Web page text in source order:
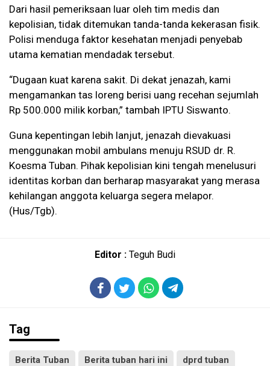
Dari hasil pemeriksaan luar oleh tim medis dan
kepolisian, tidak ditemukan tanda-tanda kekerasan fisik.
Polisi menduga faktor kesehatan menjadi penyebab
utama kematian mendadak tersebut.
“Dugaan kuat karena sakit. Di dekat jenazah, kami
mengamankan tas loreng berisi uang recehan sejumlah
Rp 500.000 milik korban,” tambah IPTU Siswanto.
Guna kepentingan lebih lanjut, jenazah dievakuasi
menggunakan mobil ambulans menuju RSUD dr. R.
Koesma Tuban. Pihak kepolisian kini tengah menelusuri
identitas korban dan berharap masyarakat yang merasa
kehilangan anggota keluarga segera melapor.
(Hus/Tgb).
Editor : Teguh Budi
Tag
Berita Tuban Berita tuban hari ini dprd tuban